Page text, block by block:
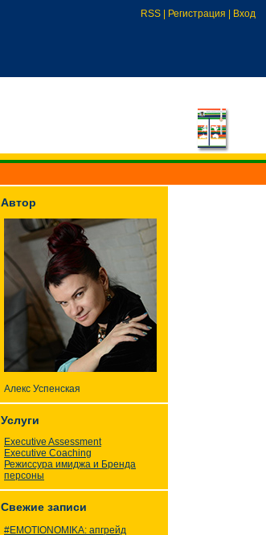
RSS Регистрация Вход
Автор
Алекс Успенская
Услуги
Executive Assessment
Executive Coaching
Режиссура имиджа и Бренда
персоны
Свежие записи
#EMOTIONOMIKA: апгрейд